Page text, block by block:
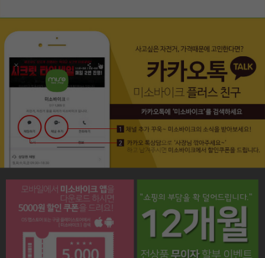
페이코 라이프